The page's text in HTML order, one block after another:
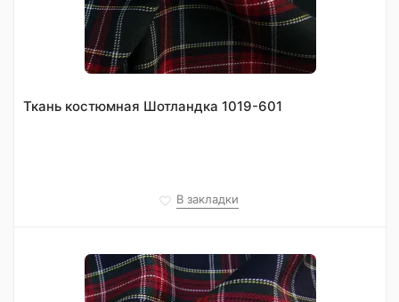
Ткань костюмная Шотландка 1019-601
В закладки